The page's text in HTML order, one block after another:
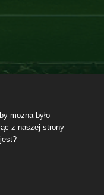
mozna było
z naszej strony